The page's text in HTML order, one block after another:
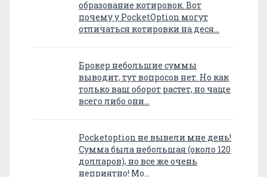
образование котировок. Вот
почему у PocketOption могут
отличаться котировки на деся…
Брокер небольшие суммы
выводит, тут вопросов нет. Но как
только ваш оборот растет, но чаще
всего либо они…
Pocketoption не вывели мне день!
Сумма была небольшая (около 120
долларов), но все же очень
неприятно! Мо…